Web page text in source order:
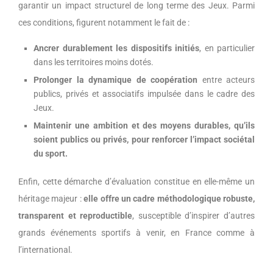
garantir un impact structurel de long terme des Jeux. Parmi
ces conditions, figurent notamment le fait de :
Ancrer durablement les dispositifs initiés, en particulier
dans les territoires moins dotés.
Prolonger la dynamique de coopération entre acteurs
publics, privés et associatifs impulsée dans le cadre des
Jeux.
Maintenir une ambition et des moyens durables, qu’ils
soient publics ou privés, pour renforcer l’impact sociétal
du sport.
Enfin, cette démarche d’évaluation constitue en elle-même un
héritage majeur :elle offre un cadre méthodologique robuste,
transparent et reproductible, susceptible d’inspirer d’autres
grands événements sportifs à venir, en France comme à
l’international.